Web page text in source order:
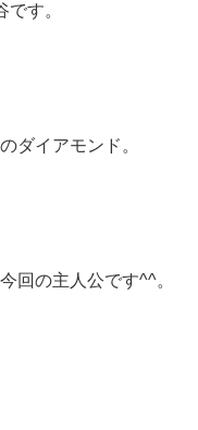
す。
ダイアモンド。
回の主人公です^^。